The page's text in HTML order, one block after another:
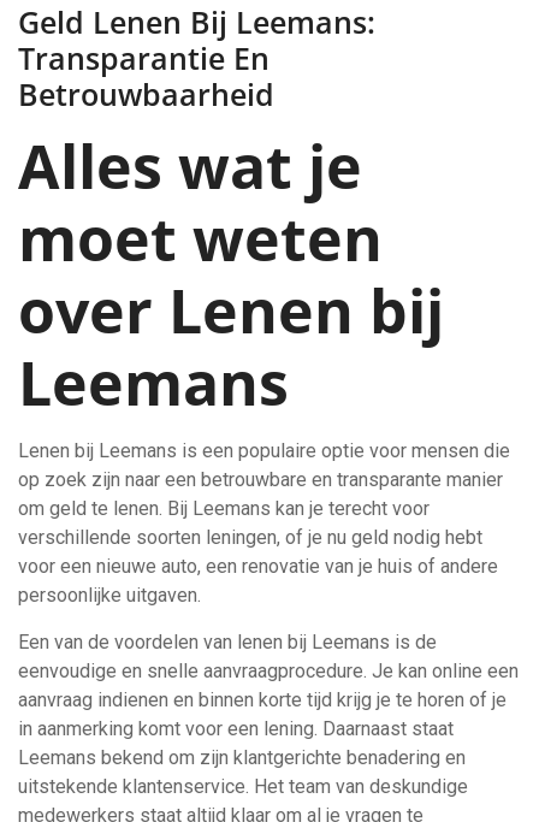
Geld Lenen Bij Leemans:
Transparantie En
Betrouwbaarheid
Alles wat je
moet weten
over Lenen bij
Leemans
Lenen bij Leemans is een populaire optie voor mensen die
op zoek zijn naar een betrouwbare en transparante manier
om geld te lenen. Bij Leemans kan je terecht voor
verschillende soorten leningen, of je nu geld nodig hebt
voor een nieuwe auto, een renovatie van je huis of andere
persoonlijke uitgaven.
Een van de voordelen van lenen bij Leemans is de
eenvoudige en snelle aanvraagprocedure. Je kan online een
aanvraag indienen en binnen korte tijd krijg je te horen of je
in aanmerking komt voor een lening. Daarnaast staat
Leemans bekend om zijn klantgerichte benadering en
uitstekende klantenservice. Het team van deskundige
medewerkers staat altijd klaar om al je vragen te